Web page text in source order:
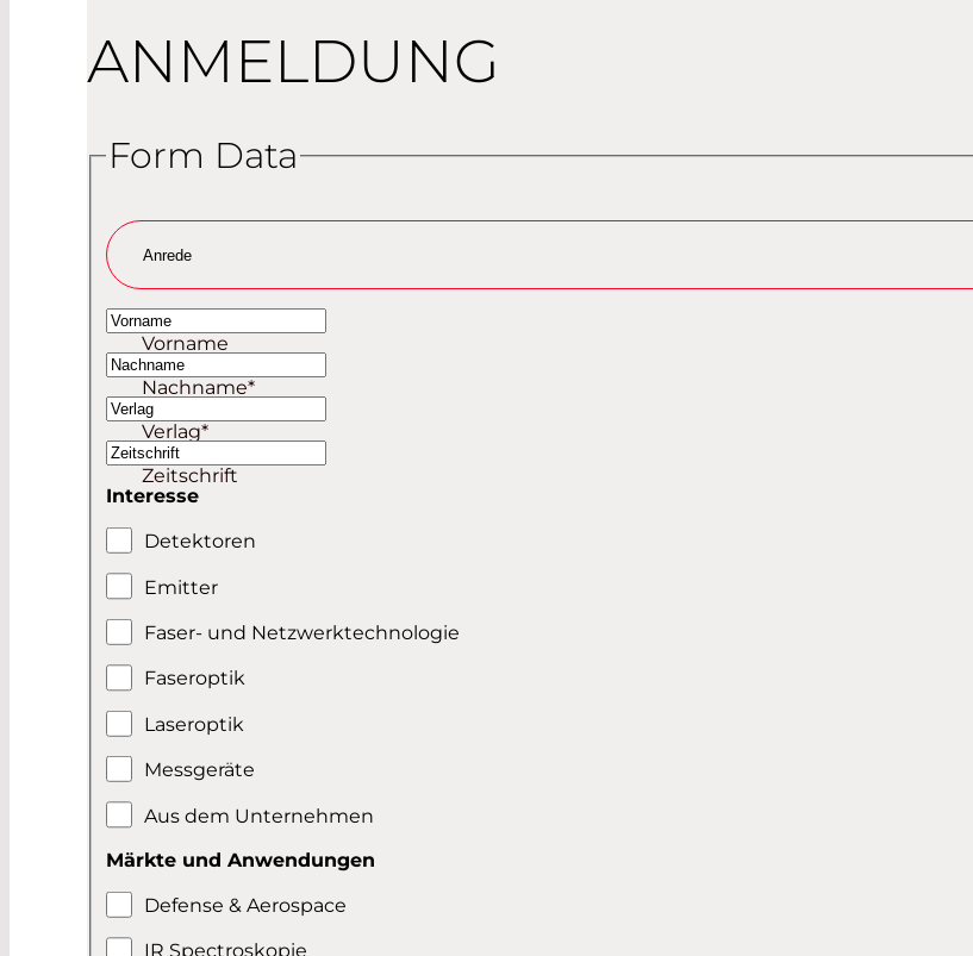
ANMELDUNG
Form Data
Anrede
Frau
Herr
nn
Vorname
Nachname*
Verlag*
Zeitschrift
Interesse
Detektoren
Emitter
Faser- und Netzwerktechnologie
Faseroptik
Laseroptik
Messgeräte
Aus dem Unternehmen
Märkte und Anwendungen
Defense & Aerospace
IR Spectroskopie